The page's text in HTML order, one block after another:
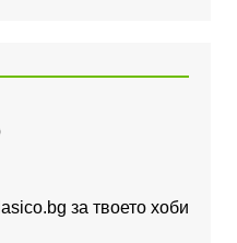
за твоето хоби